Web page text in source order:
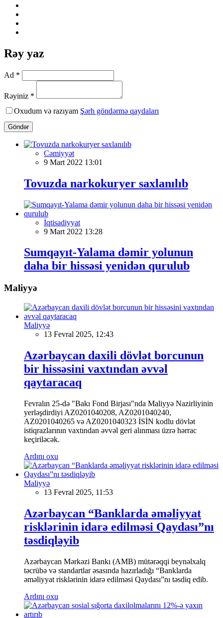
Rəy yaz
Ad *
Rəyiniz *
Oxudum və razıyam Şərh göndərmə qaydaları
Göndər
Cəmiyyət
9 Mart 2022 13:01
Tovuzda narkokuryer saxlanılıb
İqtisadiyyat
9 Mart 2022 13:28
Sumqayıt-Yalama dəmir yolunun
daha bir hissəsi yenidən qurulub
Maliyyə
Maliyyə
13 Fevral 2025, 12:43
Azərbaycan daxili dövlət borcunun
bir hissəsini vaxtından əvvəl
qaytaracaq
Fevralın 25-də "Bakı Fond Birjası"nda Maliyyə Nazirliyinin
yerləşdirdiyi AZ0201040208, AZ0201040240,
AZ0201040265 və AZ0201040323 İSİN kodlu dövlət
istiqrazlarının vaxtından əvvəl geri alınması üzrə hərrac
keçiriləcək.
Ardını oxu
Maliyyə
13 Fevral 2025, 11:53
Azərbaycan “Banklarda əməliyyat
risklərinin idarə edilməsi Qaydası”nı
təsdiqləyib
Azərbaycan Mərkəzi Bankı (AMB) mütərəqqi beynəlxalq
təcrübə və standartlar əsasında hazırladığı “Banklarda
əməliyyat risklərinin idarə edilməsi Qaydası”nı təsdiq edib.
Ardını oxu